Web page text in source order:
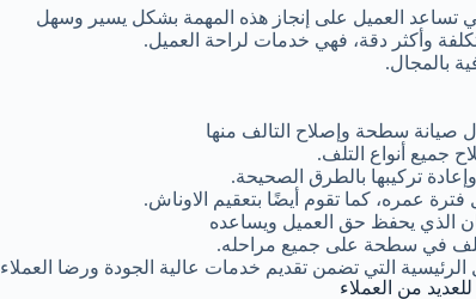
تساعد العميل على إنجاز هذه المهمة بشكل يسير وسهل
وأكثر دقة، فهي خدمات لراحة العميل.
بالمجال.
صيانة سطحة وإصلاح التالف منها
جميع أنواع التلف.
تركيبها بالطرق الصحيحة.
عمره، كما تقوم أيضًا بتعقيم الاوناش.
الذي يحفظ حق العميل ويساعده
تلف في سطحة على جميع مراحله.
التي تضمن تقديم خدمات عالية الجودة ورضا العملاء
من العملاء